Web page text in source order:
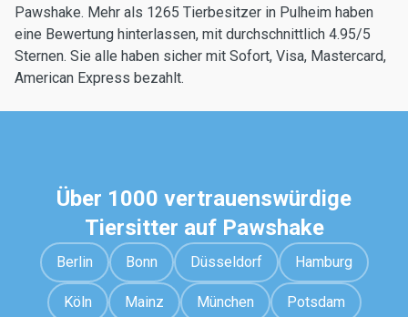
Pawshake. Mehr als 1265 Tierbesitzer in Pulheim haben
eine Bewertung hinterlassen, mit durchschnittlich 4.95/5
Sternen. Sie alle haben sicher mit Sofort, Visa, Mastercard,
American Express bezahlt.
Über 1000 vertrauenswürdige
Tiersitter auf Pawshake
Berlin Bonn Düsseldorf Hamburg
Köln Mainz München Potsdam